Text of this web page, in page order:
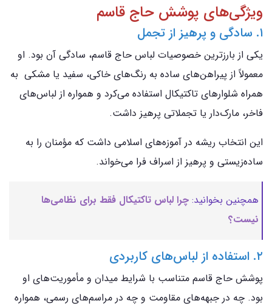
ویژگی‌های پوشش حاج قاسم
۱. سادگی و پرهیز از تجمل
یکی از بارزترین خصوصیات لباس حاج قاسم، سادگی آن بود. او
معمولاً از پیراهن‌های ساده به رنگ‌های خاکی، سفید یا مشکی به
همراه شلوارهای تاکتیکال استفاده می‌کرد و همواره از لباس‌های
فاخر، مارک‌دار یا تجملاتی پرهیز داشت.
این انتخاب ریشه در آموزه‌های اسلامی داشت که مؤمنان را به
ساده‌زیستی و پرهیز از اسراف فرا می‌خواند.
همچنین بخوانید: چرا لباس تاکتیکال فقط برای نظامی‌ها
نیست؟
۲. استفاده از لباس‌های کاربردی
پوشش حاج قاسم متناسب با شرایط میدان و مأموریت‌های او
بود. چه در جبهه‌های مقاومت و چه در مراسم‌های رسمی، همواره